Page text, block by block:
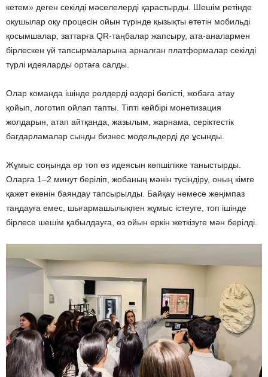
кетем» деген секілді мәселелерді қарастырды. Шешім ретінде
оқушылар оқу процесін ойын түрінде қызықты ететін мобильді
қосымшалар, заттарға QR-таңбалар жапсыру, ата-аналармен
бірлескен үй тапсырмаларына арналған платформалар секілді
түрлі идеяларды ортаға салды.
Олар команда ішінде рөлдерді өздері бөлісті, жобаға атау
қойып, логотип ойлап тапты. Тіпті кейбірі монетизация
жолдарын, атап айтқанда, жазылым, жарнама, серіктестік
бағдарламалар сынды бизнес модельдерді де ұсынды.
Жұмыс соңында әр топ өз идеясын көпшілікке таныстырды.
Оларға 1–2 минут беріліп, жобаның мәнін түсіндіру, оның кімге
қажет екенін баяндау тапсырылды. Байқау немесе жеңімпаз
таңдауға емес, шығармашылықпен жұмыс істеуге, топ ішінде
бірлесе шешім қабылдауға, өз ойын еркін жеткізуге мән берілді.